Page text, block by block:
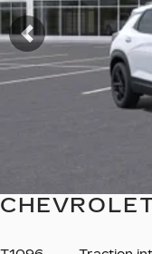
Précédent